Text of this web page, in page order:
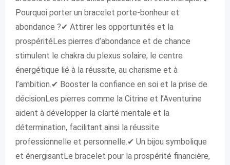
Pourquoi porter un bracelet porte-bonheur et
abondance ?✔ Attirer les opportunités et la
prospéritéLes pierres d’abondance et de chance
stimulent le chakra du plexus solaire, le centre
énergétique lié à la réussite, au charisme et à
l’ambition.✔ Booster la confiance en soi et la prise de
décisionLes pierres comme la Citrine et l’Aventurine
aident à développer la clarté mentale et la
détermination, facilitant ainsi la réussite
professionnelle et personnelle.✔ Un bijou symbolique
et énergisantLe bracelet pour la prospérité financière,